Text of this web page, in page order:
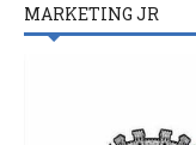
MARKETING JR